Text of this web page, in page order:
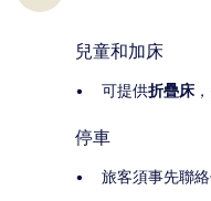
兒童和加床
可提供折疊床
停車
旅客須事先聯